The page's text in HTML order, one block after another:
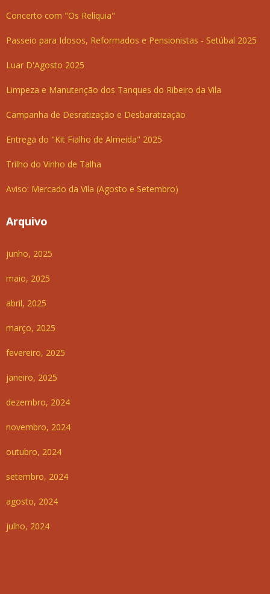
Concerto com "Os Relíquia"
Passeio para Idosos, Reformados e Pensionistas - Setúbal 2025
Luar D'Agosto 2025
Limpeza e Manutenção dos Tanques do Ribeiro da Vila
Campanha de Desratização e Desbaratização
Entrega do "Kit Fialho de Almeida" 2025
Trilho do Vinho de Talha
Aviso: Mercado da Vila (Agosto e Setembro)
Arquivo
junho, 2025
maio, 2025
abril, 2025
março, 2025
fevereiro, 2025
janeiro, 2025
dezembro, 2024
novembro, 2024
outubro, 2024
setembro, 2024
agosto, 2024
julho, 2024